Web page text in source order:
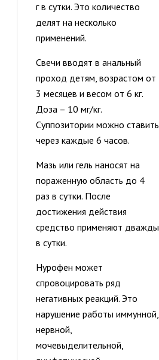
г в сутки. Это количество
делят на несколько
применений.
Свечи вводят в анальный
проход детям, возрастом от
3 месяцев и весом от 6 кг.
Доза – 10 мг/кг.
Суппозитории можно ставить
через каждые 6 часов.
Мазь или гель наносят на
пораженную область до 4
раз в сутки. После
достижения действия
средство применяют дважды
в сутки.
Нурофен может
спровоцировать ряд
негативных реакций. Это
нарушение работы иммунной,
нервной,
мочевыделительной,